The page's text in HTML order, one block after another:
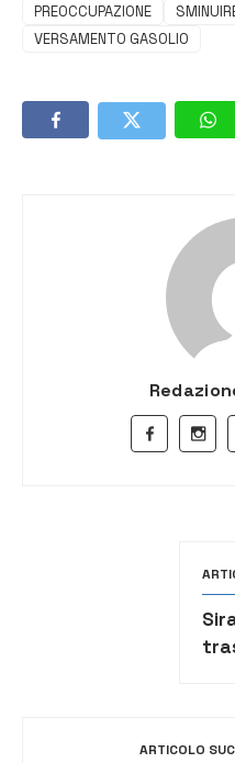
PREOCCUPAZIONE
VERSAMENTO GASOLIO
ARTICOLO